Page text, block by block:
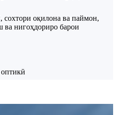
сохтори оқилона ва паймон,
ва нигоҳдориро барои